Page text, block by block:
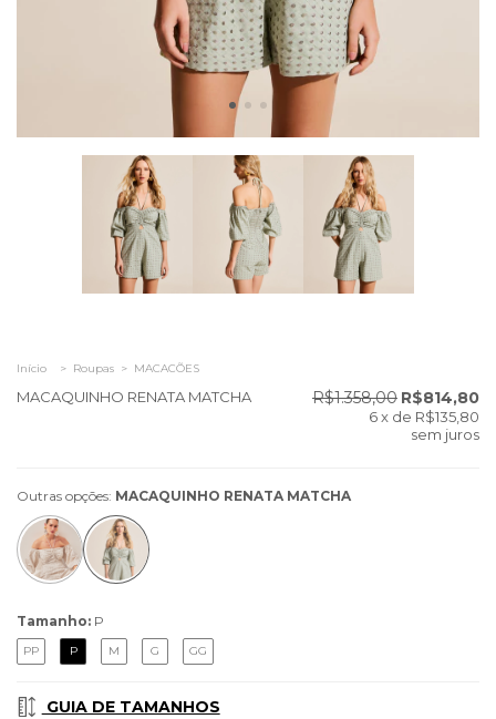
Início > Roupas > MACACÕES
MACAQUINHO RENATA MATCHA R$1.358,00 R$814,80
6x de R$135,80
sem juros
Outras opções: MACAQUINHO RENATA MATCHA
Tamanho: P
PP P M G GG
GUIA DE TAMANHOS